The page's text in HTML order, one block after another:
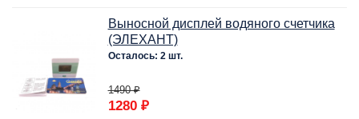
Выносной дисплей водяного счетчика
(ЭЛЕХАНТ)
Осталось: 2 шт.
1490 ₽
1280 ₽